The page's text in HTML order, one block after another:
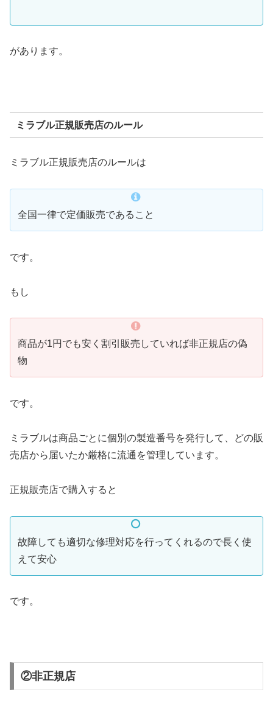
があります。
ミラブル正規販売店のルール
ミラブル正規販売店のルールは
全国一律で定価販売であること
です。
もし
商品が1円でも安く割引販売していれば非正規店の偽
物
です。
ミラブルは商品ごとに個別の製造番号を発行して、どの販
売店から届いたか厳格に流通を管理しています。
正規販売店で購入すると
故障しても適切な修理対応を行ってくれるので長く使
えて安心
です。
②非正規店